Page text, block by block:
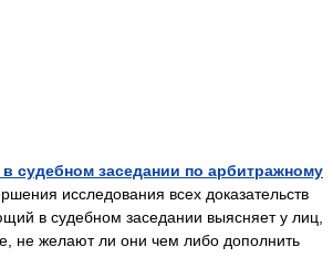
судебном заседании по арбитражному
исследования всех доказательств
в судебном заседании выясняет у лиц,
не желают ли они чем либо дополнить